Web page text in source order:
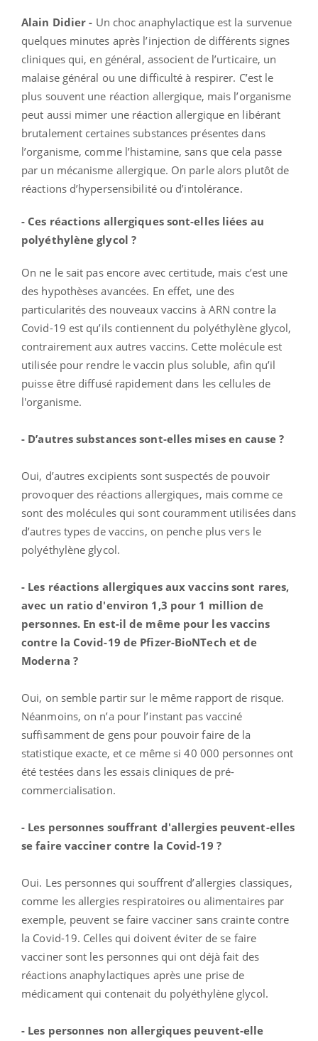
Alain Didier - Un choc anaphylactique est la survenue
quelques minutes après l’injection de différents signes
cliniques qui, en général, associent de l’urticaire, un
malaise général ou une difficulté à respirer. C’est le
plus souvent une réaction allergique, mais l’organisme
peut aussi mimer une réaction allergique en libérant
brutalement certaines substances présentes dans
l’organisme, comme l’histamine, sans que cela passe
par un mécanisme allergique. On parle alors plutôt de
réactions d’hypersensibilité ou d’intolérance.
- Ces réactions allergiques sont-elles liées au
polyéthylène glycol ?
On ne le sait pas encore avec certitude, mais c’est une
des hypothèses avancées. En effet, une des
particularités des nouveaux vaccins à ARN contre la
Covid-19 est qu’ils contiennent du polyéthylène glycol,
contrairement aux autres vaccins. Cette molécule est
utilisée pour rendre le vaccin plus soluble, afin qu’il
puisse être diffusé rapidement dans les cellules de
l'organisme.
- D’autres substances sont-elles mises en cause ?
Oui, d’autres excipients sont suspectés de pouvoir
provoquer des réactions allergiques, mais comme ce
sont des molécules qui sont couramment utilisées dans
d’autres types de vaccins, on penche plus vers le
polyéthylène glycol.
- Les réactions allergiques aux vaccins sont rares,
avec un ratio d'environ 1,3 pour 1 million de
personnes. En est-il de même pour les vaccins
contre la Covid-19 de Pfizer-BioNTech et de
Moderna ?
Oui, on semble partir sur le même rapport de risque.
Néanmoins, on n’a pour l’instant pas vacciné
suffisamment de gens pour pouvoir faire de la
statistique exacte, et ce même si 40 000 personnes ont
été testées dans les essais cliniques de pré-
commercialisation.
- Les personnes souffrant d'allergies peuvent-elles
se faire vacciner contre la Covid-19 ?
Oui. Les personnes qui souffrent d’allergies classiques,
comme les allergies respiratoires ou alimentaires par
exemple, peuvent se faire vacciner sans crainte contre
la Covid-19. Celles qui doivent éviter de se faire
vacciner sont les personnes qui ont déjà fait des
réactions anaphylactiques après une prise de
médicament qui contenait du polyéthylène glycol.
- Les personnes non allergiques peuvent-elle